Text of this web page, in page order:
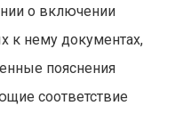
о включении
к нему документах,
пояснения
соответствие